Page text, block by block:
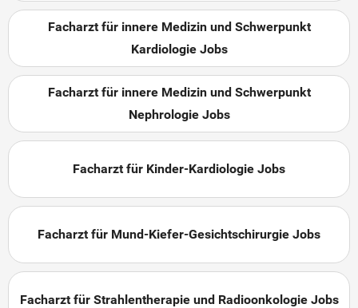
Facharzt für innere Medizin und Schwerpunkt
Kardiologie Jobs
Facharzt für innere Medizin und Schwerpunkt
Nephrologie Jobs
Facharzt für Kinder-Kardiologie Jobs
Facharzt für Mund-Kiefer-Gesichtschirurgie Jobs
Facharzt für Strahlentherapie und Radioonkologie Jobs